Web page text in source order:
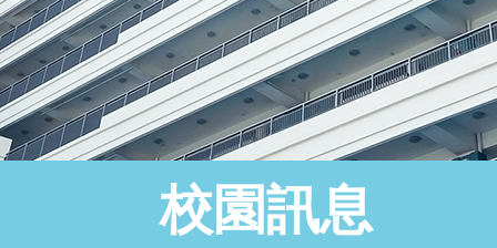
校園訊息